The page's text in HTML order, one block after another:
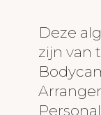
Mijn
Deze
zijn van